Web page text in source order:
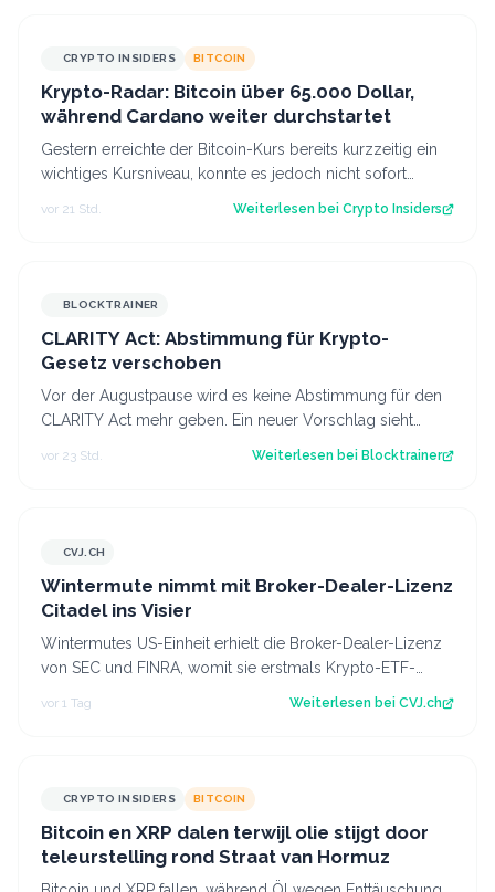
CRYPTO INSIDERS BITCOIN
Krypto-Radar: Bitcoin über 65.000 Dollar,
während Cardano weiter durchstartet
Gestern erreichte der Bitcoin-Kurs bereits kurzzeitig ein
wichtiges Kursniveau, konnte es jedoch nicht sofort
vor 21 Std. Weiterlesen bei Crypto Insiders
BLOCKTRAINER
CLARITY Act: Abstimmung für Krypto-
Gesetz verschoben
Vor der Augustpause wird es keine Abstimmung für den
CLARITY Act mehr geben. Ein neuer Vorschlag sieht
derweil vor, dass Trump bestimmte Kry…
vor 23 Std. Weiterlesen bei Blocktrainer
CVJ.CHCVJ.CH
Wintermute nimmt mit Broker-Dealer-Lizenz
Citadel ins Visier
Wintermutes US-Einheit erhielt die Broker-Dealer-Lizenz
von SEC und FINRA, womit sie erstmals Krypto-ETF-
vor 1 Tag Weiterlesen bei CVJ.ch
CRYPTO INSIDERS BITCOIN
Bitcoin en XRP dalen terwijl olie stijgt door
teleurstelling rond Straat van Hormuz